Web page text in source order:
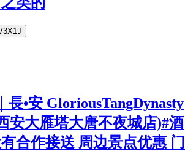
長•安 GloriousTangDynasty
安大雁塔大唐不夜城店)#酒
合作接送 周边景点优惠 门